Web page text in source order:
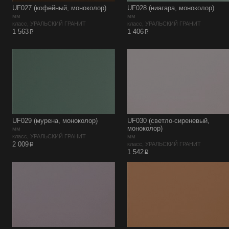
UF027 (кофейный, моноколор)
мм
класс, УРАЛЬСКИЙ ГРАНИТ
1 563p
UF028 (ниагара, моноколор)
мм
класс, УРАЛЬСКИЙ ГРАНИТ
1 406p
UF029 (мурена, моноколор)
мм
класс, УРАЛЬСКИЙ ГРАНИТ
2 009p
UF030 (светло-сиреневый,
моноколор)
мм
класс, УРАЛЬСКИЙ ГРАНИТ
1 542p